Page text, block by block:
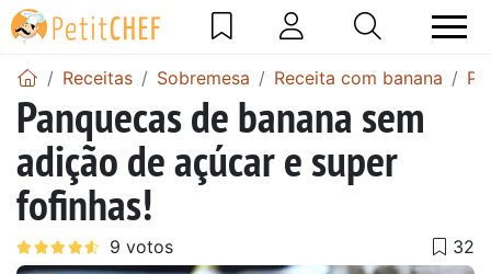
Receitas Sobremesa Receita com banana
Panquecas de banana sem
adição de açúcar e super
fofinhas!